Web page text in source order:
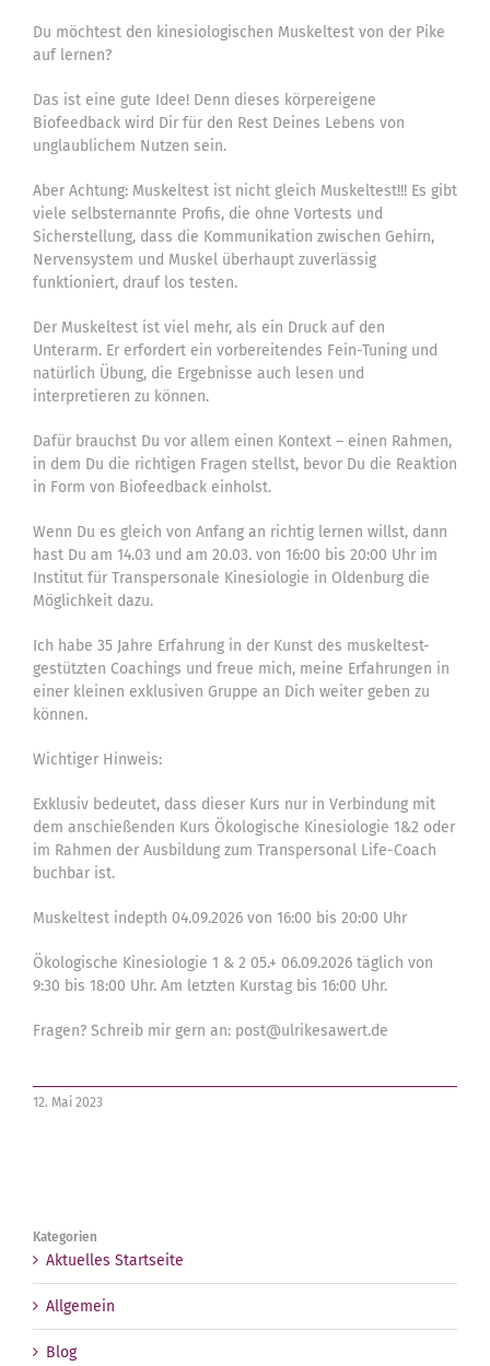
Buch
Suche
nach:
Du möchtest den kinesiologischen Muskeltest von der Pike
auf lernen?
Das ist eine gute Idee! Denn dieses körpereigene
Biofeedback wird Dir für den Rest Deines Lebens von
unglaublichem Nutzen sein.
Aber Achtung: Muskeltest ist nicht gleich Muskeltest!!! Es gibt
viele selbsternannte Profis, die ohne Vortests und
Sicherstellung, dass die Kommunikation zwischen Gehirn,
Nervensystem und Muskel überhaupt zuverlässig
funktioniert, drauf los testen.
Der Muskeltest ist viel mehr, als ein Druck auf den
Unterarm. Er erfordert ein vorbereitendes Fein-Tuning und
natürlich Übung, die Ergebnisse auch lesen und
interpretieren zu können.
Dafür brauchst Du vor allem einen Kontext – einen Rahmen,
in dem Du die richtigen Fragen stellst, bevor Du die Reaktion
in Form von Biofeedback einholst.
Wenn Du es gleich von Anfang an richtig lernen willst, dann
hast Du am 14.03 und am 20.03. von 16:00 bis 20:00 Uhr im
Institut für Transpersonale Kinesiologie in Oldenburg die
Möglichkeit dazu.
Ich habe 35 Jahre Erfahrung in der Kunst des muskeltest-
gestützten Coachings und freue mich, meine Erfahrungen in
einer kleinen exklusiven Gruppe an Dich weiter geben zu
können.
Wichtiger Hinweis:
Exklusiv bedeutet, dass dieser Kurs nur in Verbindung mit
dem anschießenden Kurs Ökologische Kinesiologie 1&2 oder
im Rahmen der Ausbildung zum Transpersonal Life-Coach
buchbar ist.
Muskeltest indepth 04.09.2026 von 16:00 bis 20:00 Uhr
Ökologische Kinesiologie 1 & 2 05.+ 06.09.2026 täglich von
9:30 bis 18:00 Uhr. Am letzten Kurstag bis 16:00 Uhr.
Fragen? Schreib mir gern an: post@ulrikesawert.de
12. Mai 2023
Kategorien
Aktuelles Startseite
Allgemein
Blog